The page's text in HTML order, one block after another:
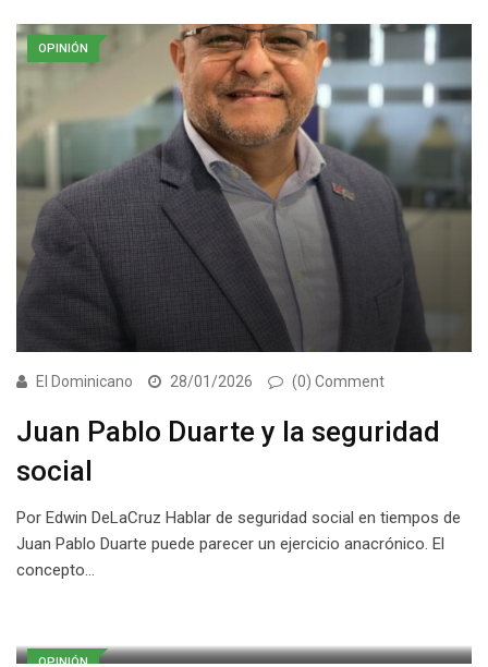
OPINIÓN
El Dominicano 28/01/2026 (0) Comment
Juan Pablo Duarte y la seguridad
social
Por Edwin DeLaCruz Hablar de seguridad social en tiempos de
Juan Pablo Duarte puede parecer un ejercicio anacrónico. El
concepto…
OPINIÓN